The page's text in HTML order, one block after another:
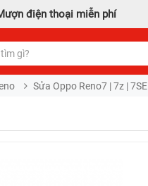
điện thoại miễn phí
Sửa Oppo Reno7 | 7z | 7SE